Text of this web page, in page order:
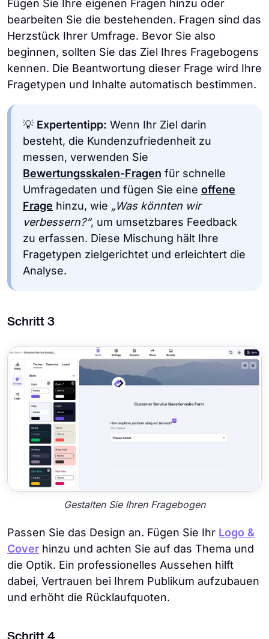
Fügen Sie Ihre eigenen Fragen hinzu oder
bearbeiten Sie die bestehenden. Fragen sind das
Herzstück Ihrer Umfrage. Bevor Sie also
beginnen, sollten Sie das Ziel Ihres Fragebogens
kennen. Die Beantwortung dieser Frage wird Ihre
Fragetypen und Inhalte automatisch bestimmen.
💡 Expertentipp: Wenn Ihr Ziel darin
besteht, die Kundenzufriedenheit zu
messen, verwenden Sie
Bewertungsskalen-Fragen für schnelle
Umfragedaten und fügen Sie eine offene
Frage hinzu, wie „Was könnten wir
verbessern?“, um umsetzbares Feedback
zu erfassen. Diese Mischung hält Ihre
Fragetypen zielgerichtet und erleichtert die
Analyse.
Schritt 3
Gestalten Sie Ihren Fragebogen
Passen Sie das Design an. Fügen Sie Ihr Logo &
Cover hinzu und achten Sie auf das Thema und
die Optik. Ein professionelles Aussehen hilft
dabei, Vertrauen bei Ihrem Publikum aufzubauen
und erhöht die Rücklaufquoten.